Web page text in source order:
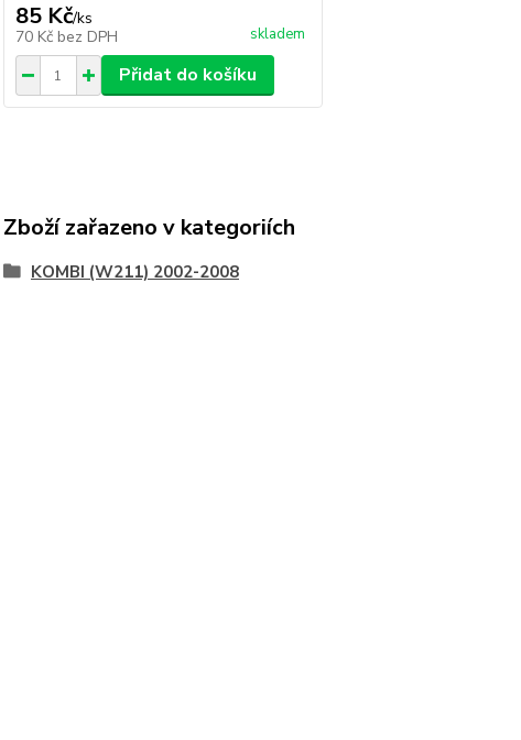
85 Kč/ks
70 Kč bez DPH skladem
Přidat do košíku
Zboží zařazeno v kategoriích
KOMBI (W211) 2002-2008